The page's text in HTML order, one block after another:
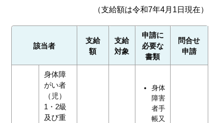
（支給額は令和7年4月1日現在）
該当者
支給
額
支給
対象
申請に
必要な
書類
問合せ
申請
身体障
がい者
（児）
1・2級
及び重
身体
障害
者手
帳又